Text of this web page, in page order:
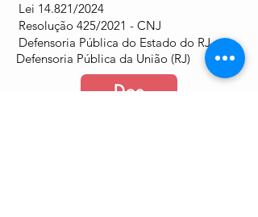
Lei 14.821/2024
Resolução 425/2021 - CNJ
Defensoria Pública do Estado do RJ
Defensoria Pública da União (RJ)
Doe